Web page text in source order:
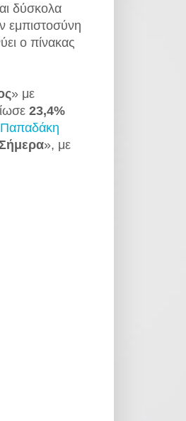
δύσκολα
εμπιστοσύνη
ο πίνακας
» με
23,4%
», με